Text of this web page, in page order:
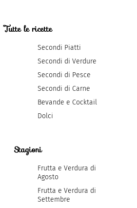
Tutte le ricette
Secondi Piatti
Secondi di Verdure
Secondi di Pesce
Secondi di Carne
Bevande e Cocktail
Dolci
Stagioni
Frutta e Verdura di
Agosto
Frutta e Verdura di
Settembre